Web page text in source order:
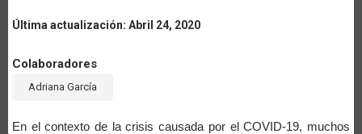
Última actualización: Abril 24, 2020
Colaboradores
Adriana García
En el contexto de la crisis causada por el COVID-19, muchos